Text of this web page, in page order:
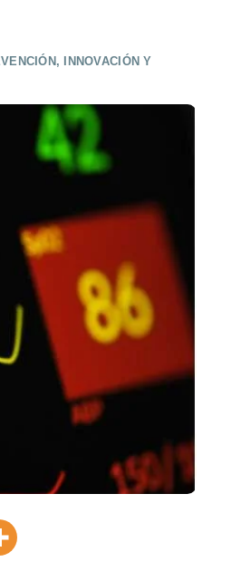
, INNOVACIÓN Y